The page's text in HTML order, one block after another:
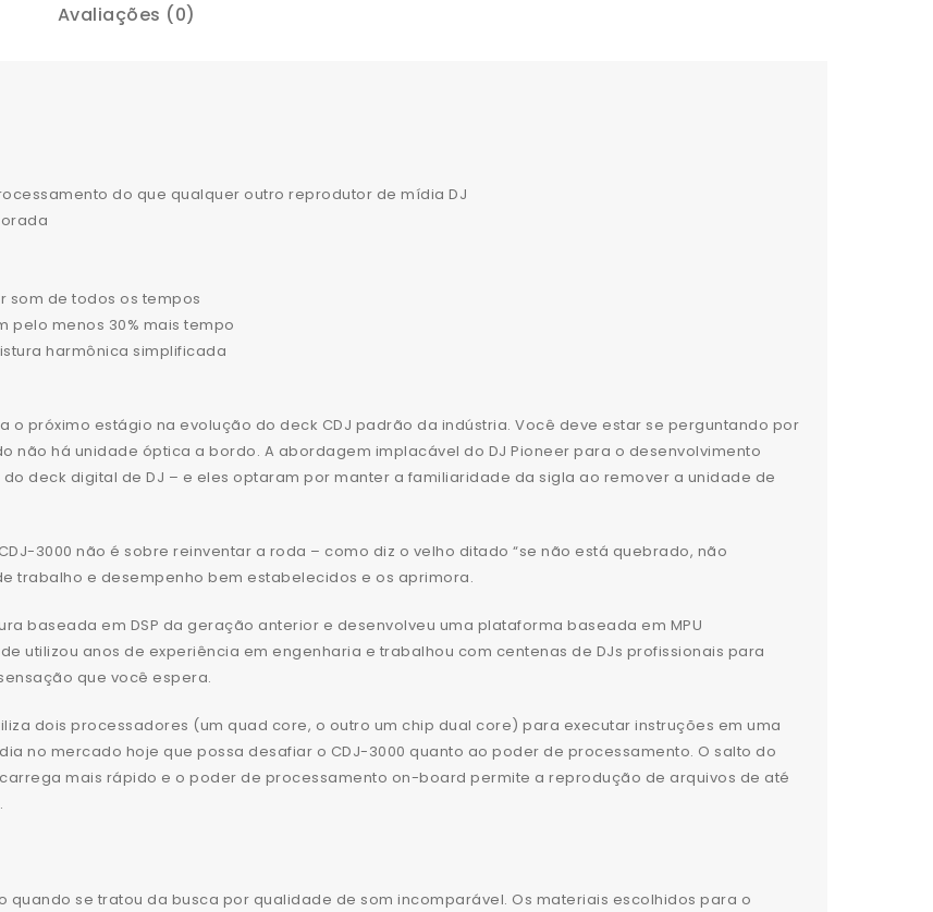
Avaliações (0)
do que qualquer outro reprodutor de mídia DJ
som de todos os tempos
pelo menos 30% mais tempo
harmônica simplificada
o próximo estágio na evolução do deck CDJ padrão da indústria. Você deve estar se perguntando por
não há unidade óptica a bordo. A abordagem implacável do DJ Pioneer para o desenvolvimento
deck digital de DJ – e eles optaram por manter a familiaridade da sigla ao remover a unidade de
3000 não é sobre reinventar a roda – como diz o velho ditado “se não está quebrado, não
trabalho e desempenho bem estabelecidos e os aprimora.
baseada em DSP da geração anterior e desenvolveu uma plataforma baseada em MPU
utilizou anos de experiência em engenharia e trabalhou com centenas de DJs profissionais para
que você espera.
dois processadores (um quad core, o outro um chip dual core) para executar instruções em uma
no mercado hoje que possa desafiar o CDJ-3000 quanto ao poder de processamento. O salto do
mais rápido e o poder de processamento on-board permite a reprodução de arquivos de até
quando se tratou da busca por qualidade de som incomparável. Os materiais escolhidos para o